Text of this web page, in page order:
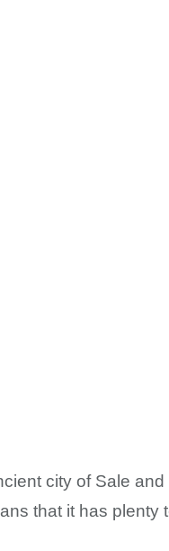
city of Sale
that it has plenty